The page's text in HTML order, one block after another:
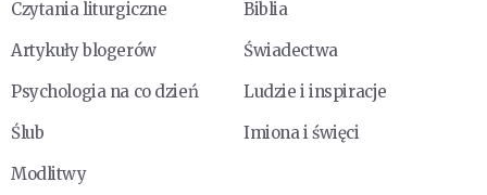
Czytania liturgiczne
Biblia
Artykuły blogerów
Świadectwa
Psychologia na co dzień
Ludzie i inspiracje
Ślub
Imiona i święci
Modlitwy